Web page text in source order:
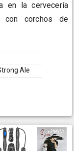
en la cervecería
corchos de
Ale